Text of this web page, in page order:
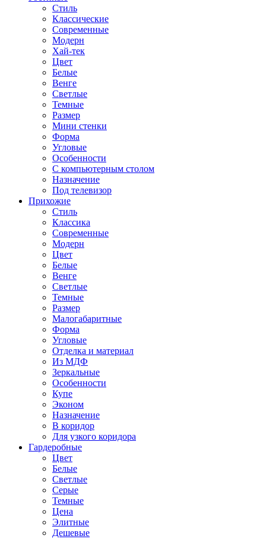
Стиль
Классические
Современные
Модерн
Хай-тек
Цвет
Белые
Венге
Светлые
Темные
Размер
Мини стенки
Форма
Угловые
Особенности
С компьютерным столом
Назначение
Под телевизор
Прихожие
Стиль
Классика
Современные
Модерн
Цвет
Белые
Венге
Светлые
Темные
Размер
Малогабаритные
Форма
Угловые
Отделка и материал
Из МДФ
Зеркальные
Особенности
Купе
Эконом
Назначение
В коридор
Для узкого коридора
Гардеробные
Цвет
Белые
Светлые
Серые
Темные
Цена
Элитные
Дешевые